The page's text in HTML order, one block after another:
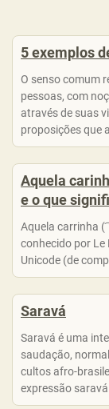
5 exemplos
O senso comum
pessoas, com
através de suas
proposições que
Aquela
e o que
Aquela carrinha
conhecido por Le
Unicode (de
Saravá
Saravá é uma
saudação,
cultos afro-
expressão